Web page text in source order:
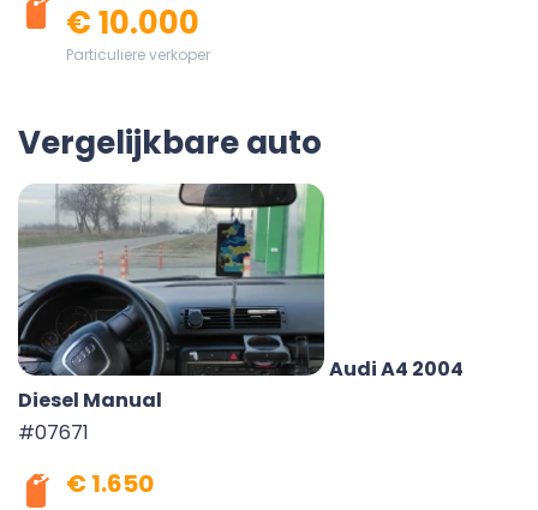
€ 10.000
Particuliere verkoper
Vergelijkbare auto
Audi A4 2004
Diesel Manual
#07671
€ 1.650